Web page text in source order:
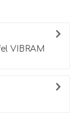
VIBRAM